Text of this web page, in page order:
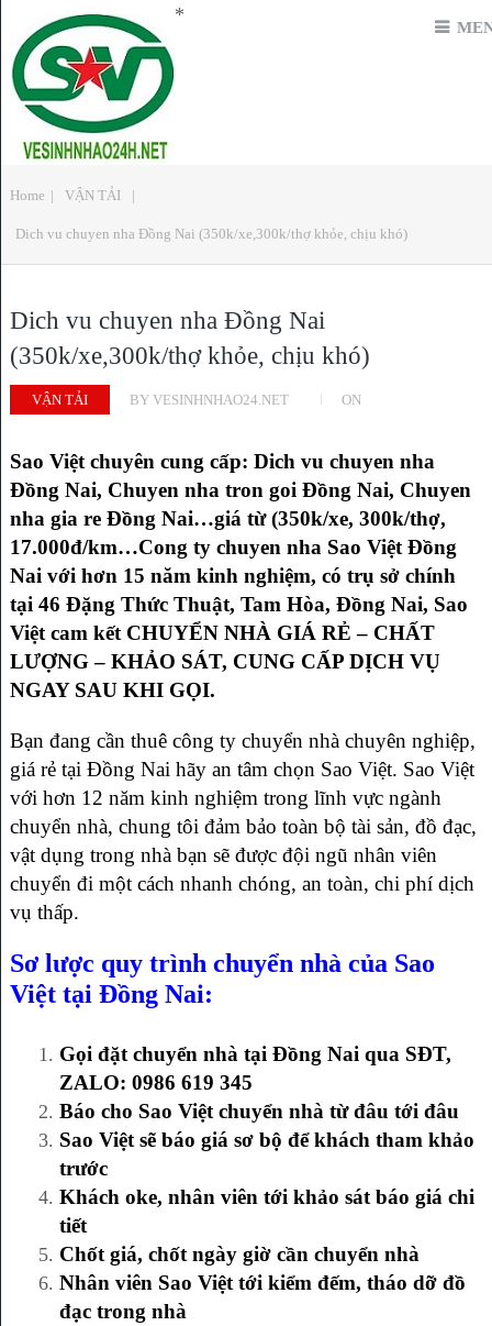
*
Home | VẬN TẢI |
Dich vu chuyen nha Đồng Nai (350k/xe,300k/thợ khỏe, chịu khó)
Dich vu chuyen nha Đồng Nai
(350k/xe,300k/thợ khỏe, chịu khó)
VẬN TẢI BY VESINHNHAO24.NET ON
Sao Việt chuyên cung cấp: Dich vu chuyen nha
Đồng Nai, Chuyen nha tron goi Đồng Nai, Chuyen
nha gia re Đồng Nai…giá từ (350k/xe, 300k/thợ,
17.000đ/km…Cong ty chuyen nha Sao Việt Đồng
Nai với hơn 15 năm kinh nghiệm, có trụ sở chính
tại 46 Đặng Thức Thuật, Tam Hòa, Đồng Nai, Sao
Việt cam kết CHUYỂN NHÀ GIÁ RẺ – CHẤT
LƯỢNG – KHẢO SÁT, CUNG CẤP DỊCH VỤ
NGAY SAU KHI GỌI.
Bạn đang cần thuê công ty chuyển nhà chuyên nghiệp,
giá rẻ tại Đồng Nai hãy an tâm chọn Sao Việt. Sao Việt
với hơn 12 năm kinh nghiệm trong lĩnh vực ngành
chuyển nhà, chung tôi đảm bảo toàn bộ tài sản, đồ đạc,
vật dụng trong nhà bạn sẽ được đội ngũ nhân viên
chuyển đi một cách nhanh chóng, an toàn, chi phí dịch
vụ thấp.
Sơ lược quy trình chuyển nhà của Sao
Việt tại Đồng Nai:
Gọi đặt chuyển nhà tại Đồng Nai qua SĐT,
ZALO: 0986 619 345
Báo cho Sao Việt chuyển nhà từ đâu tới đâu
Sao Việt sẽ báo giá sơ bộ để khách tham khảo
trước
Khách oke, nhân viên tới khảo sát báo giá chi
tiết
Chốt giá, chốt ngày giờ cần chuyển nhà
Nhân viên Sao Việt tới kiểm đếm, tháo dỡ đồ
đạc trong nhà